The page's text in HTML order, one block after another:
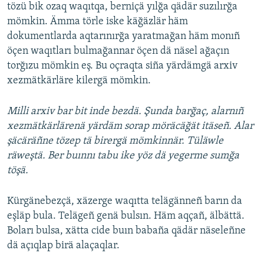
tözü bik ozaq waqıtqa, berniçä yılğa qädär suzılırğa
mömkin. Ämma törle iske käğäzlär häm
dokumentlarda aqtarınırğa yaratmağan häm monıñ
öçen waqıtları bulmağannar öçen dä näsel ağaçın
torğızu mömkin eş. Bu oçraqta siña yärdämgä arxiv
xezmätkärläre kilergä mömkin.
Milli arxiv bar bit inde bezdä. Şunda barğaç, alarnıñ
xezmätkärlärenä yärdäm sorap möräcäğät itäseñ. Alar
şäcäräñne tözep tä birergä mömkinnär. Tüläwle
räweştä. Ber buınnı tabu ike yöz dä yegerme sumğa
töşä.
Kürgänebezçä, xäzerge waqıtta telägänneñ barın da
eşläp bula. Telägeñ genä bulsın. Häm aqçañ, älbättä.
Boları bulsa, xätta cide buın babaña qädär näseleñne
dä açıqlap birä alaçaqlar.